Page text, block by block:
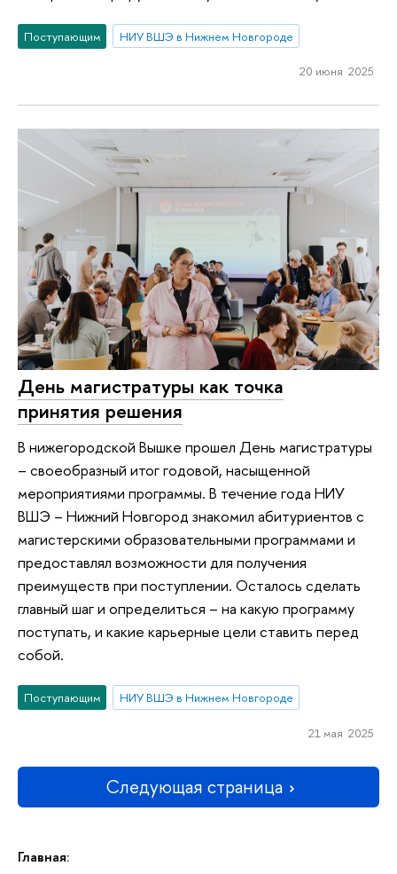
Главная:
Поступающим НИУ ВШЭ в Нижнем Новгороде
20 июня 2025
День магистратуры как точка
принятия решения
В нижегородской Вышке прошел День магистратуры
– своеобразный итог годовой, насыщенной
мероприятиями программы. В течение года НИУ
ВШЭ – Нижний Новгород знакомил абитуриентов с
магистерскими образовательными программами и
предоставлял возможности для получения
преимуществ при поступлении. Осталось сделать
главный шаг и определиться – на какую программу
поступать, и какие карьерные цели ставить перед
собой.
Поступающим НИУ ВШЭ в Нижнем Новгороде
21 мая 2025
Следующая страница